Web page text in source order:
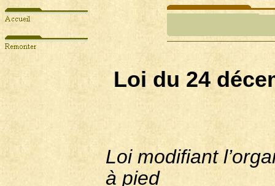
Loi du 24
Loi modifiant
à pied